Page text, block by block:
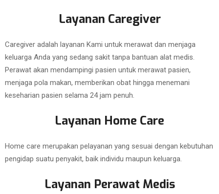
Layanan Caregiver
Caregiver adalah layanan Kami untuk merawat dan menjaga
keluarga Anda yang sedang sakit tanpa bantuan alat medis.
Perawat akan mendampingi pasien untuk merawat pasien,
menjaga pola makan, memberikan obat hingga menemani
keseharian pasien selama 24 jam penuh.
Layanan Home Care
Home care merupakan pelayanan yang sesuai dengan kebutuhan
pengidap suatu penyakit, baik individu maupun keluarga.
Layanan Perawat Medis